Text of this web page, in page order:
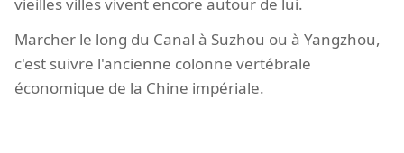
vieilles villes vivent encore autour de lui.
Marcher le long du Canal à Suzhou ou à Yangzhou,
c'est suivre l'ancienne colonne vertébrale
économique de la Chine impériale.